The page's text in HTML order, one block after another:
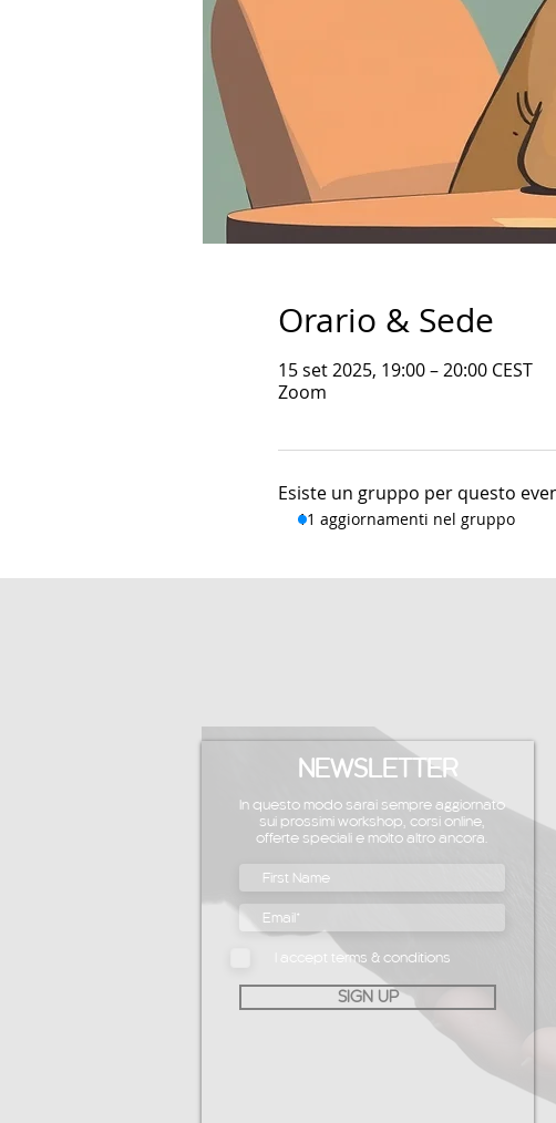
Orario & Sede
15 set 2025, 19:00 – 20:00 CEST
Zoom
Esiste un gruppo per questo
11 aggiornamenti nel gruppo
NEWSLETTER
In questo modo sarai sempre aggiornato
sui prossimi workshop, corsi online,
offerte speciali e molto altro ancora.
I accept terms & conditions
SIGN UP